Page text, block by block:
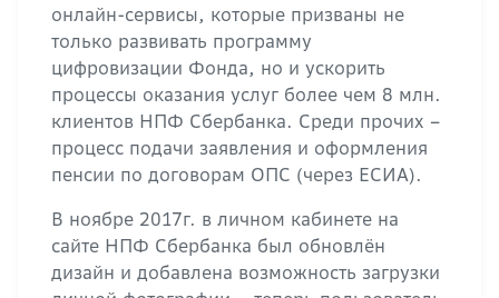
онлайн-сервисы, которые призваны не
только развивать программу
цифровизации Фонда, но и ускорить
процессы оказания услуг более чем 8 млн.
клиентов НПФ Сбербанка. Среди прочих –
процесс подачи заявления и оформления
пенсии по договорам ОПС (через ЕСИА).
В ноябре 2017г. в личном кабинете на
сайте НПФ Сбербанка был обновлён
дизайн и добавлена возможность загрузки